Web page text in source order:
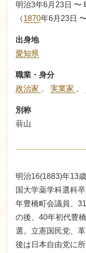
明治3年6月23日 〜
（1870年6月23日
出身地
愛知県
職業・身分
政治家
実業家
別称
蓊山
明治16(1883)年13
国大学薬学科選科
年豊橋町会議員、
の後、40年初代豊
選。立憲国民党、
後は日本自由党に